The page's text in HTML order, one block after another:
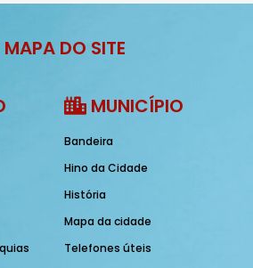
MAPA DO SITE
MUNICÍPIO
Bandeira
Hino da Cidade
História
Mapa da cidade
Telefones úteis